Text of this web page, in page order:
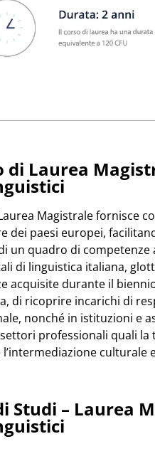
di Laurea
Magistrale fornisce
dei paesi europei,
un quadro di
di linguistica italiana,
acquisite durante il
di ricoprire incarichi di
nonché in istituzioni e
professionali quali la
culturale
Studi – Laurea